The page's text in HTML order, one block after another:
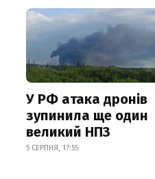
У РФ атака дронів
зупинила ще один
великий НПЗ
5 СЕРПНЯ, 17:55